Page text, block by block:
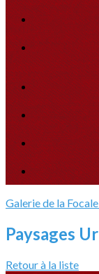
Galerie de la
Paysages
Retour à la liste